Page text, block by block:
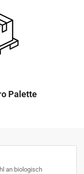
Palette
an biologisch